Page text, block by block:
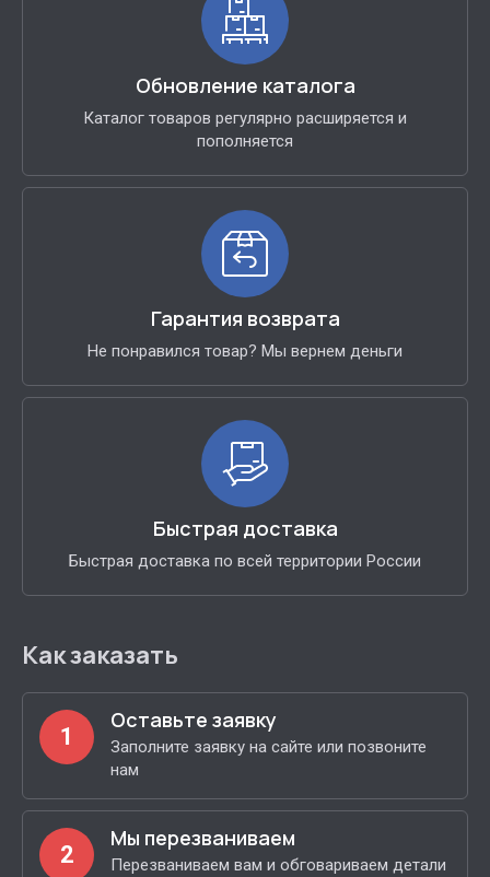
Обновление каталога
Каталог товаров регулярно расширяется и
пополняется
Гарантия возврата
Не понравился товар? Мы вернем деньги
Быстрая доставка
Быстрая доставка по всей территории России
Как заказать
1
Оставьте заявку
Заполните заявку на сайте или позвоните
нам
2
Мы перезваниваем
Перезваниваем вам и обговариваем детали